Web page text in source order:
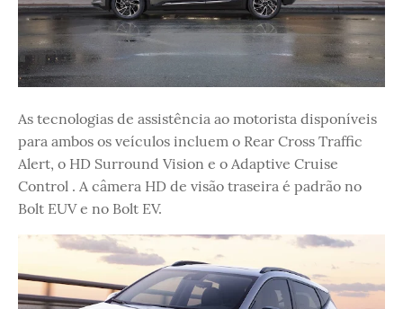
As tecnologias de assistência ao motorista disponíveis
para ambos os veículos incluem o Rear Cross Traffic
Alert, o HD Surround Vision e o Adaptive Cruise
Control . A câmera HD de visão traseira é padrão no
Bolt EUV e no Bolt EV.